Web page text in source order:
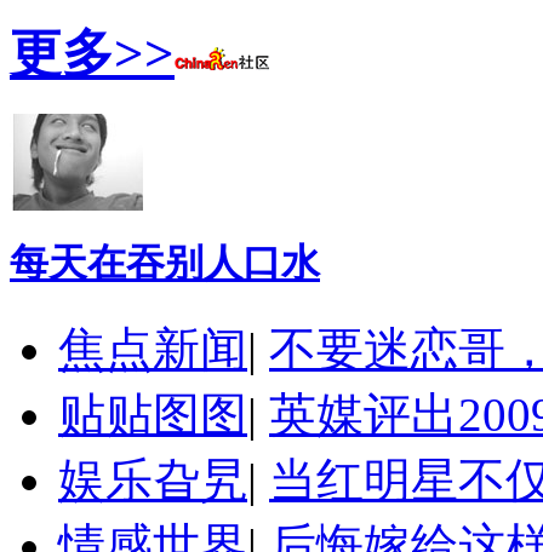
更多>>
每天在吞别人口水
焦点新闻| 不要迷恋哥
贴贴图图 | 英媒评出
娱乐旮旯| 当红明星不